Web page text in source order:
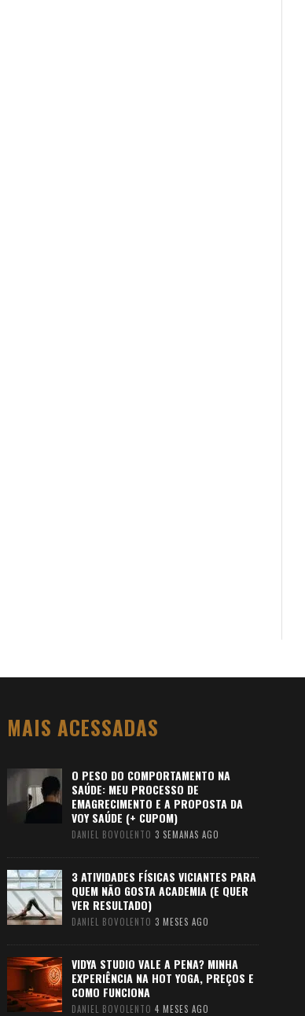
MAIS ACESSADAS
O PESO DO COMPORTAMENTO NA
SAÚDE: MEU PROCESSO DE
EMAGRECIMENTO E A PROPOSTA DA
VOY SAÚDE (+ CUPOM)
DANIEL BOVOLENTO 3 SEMANAS AGO
3 ATIVIDADES FÍSICAS VICIANTES PARA
QUEM NÃO GOSTA ACADEMIA (E QUER
VER RESULTADO)
DANIEL BOVOLENTO 3 MESES AGO
VIDYA STUDIO VALE A PENA? MINHA
EXPERIÊNCIA NA HOT YOGA, PREÇOS E
COMO FUNCIONA
DANIEL BOVOLENTO 4 MESES AGO